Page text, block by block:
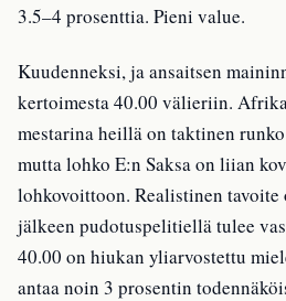
3.5–4 prosenttia. Pieni value.
Kuudenneksi, ja ansaitsen
kertoimesta 40.00 välieriin.
mestarina heillä on taktinen
mutta lohko E:n Saksa on liian
lohkovoittoon. Realistinen tavoite
jälkeen pudotuspelitiellä tulee
40.00 on hiukan yliarvostettu
antaa noin 3 prosentin